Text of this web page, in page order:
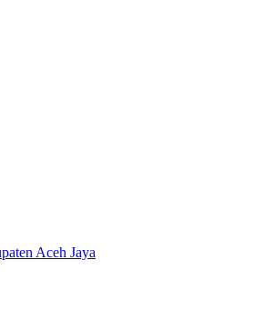
Aceh Jaya